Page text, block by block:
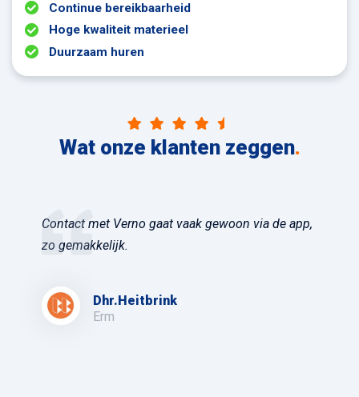
Continue bereikbaarheid
Hoge kwaliteit materieel
Duurzaam huren
Wat onze klanten zeggen.
Contact met Verno gaat vaak gewoon via de app,
zo gemakkelijk.
Dhr.Heitbrink
Erm